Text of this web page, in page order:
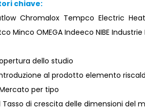
chiave:
Chromalox Tempco Electric
Minco OMEGA Indeeco NIBE
dello studio
Introduzione al prodotto elemento
Mercato per tipo
Tasso di crescita delle dimensioni